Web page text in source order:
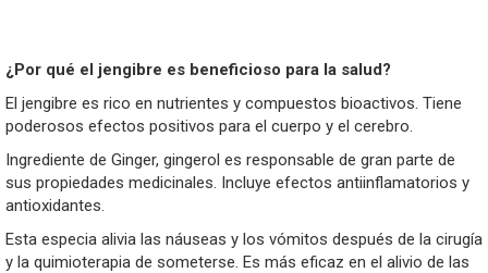
¿Por qué el jengibre es beneficioso para la salud?
El jengibre es rico en nutrientes y compuestos bioactivos. Tiene
poderosos efectos positivos para el cuerpo y el cerebro.
Ingrediente de Ginger, gingerol es responsable de gran parte de
sus propiedades medicinales. Incluye efectos antiinflamatorios y
antioxidantes.
Esta especia alivia las náuseas y los vómitos después de la cirugía
y la quimioterapia de someterse. Es más eficaz en el alivio de las